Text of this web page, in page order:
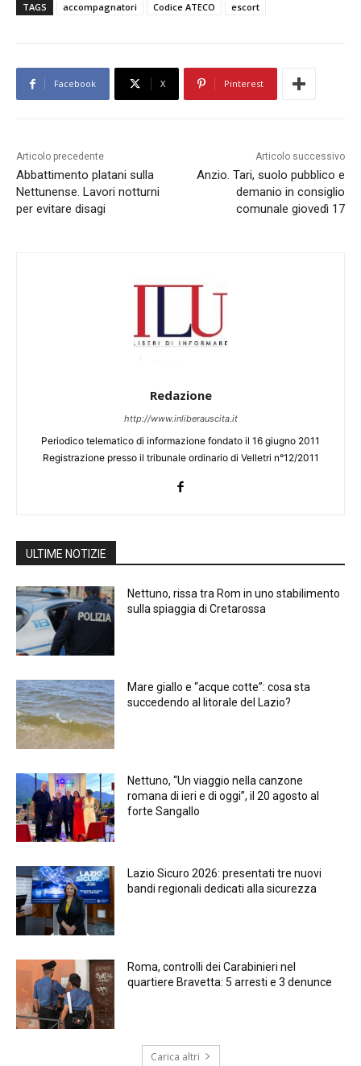
TAGS accompagnatori Codice ATECO escort
Facebook X Pinterest
Articolo precedente
Abbattimento platani sulla
Nettunense. Lavori notturni
per evitare disagi
Articolo successivo
Anzio. Tari, suolo pubblico e
demanio in consiglio
comunale giovedì 17
Redazione
http://www.inliberauscita.it
Periodico telematico di informazione fondato il 16 giugno 2011
Registrazione presso il tribunale ordinario di Velletri n°12/2011
ULTIME NOTIZIE
Nettuno, rissa tra Rom in uno stabilimento
sulla spiaggia di Cretarossa
Mare giallo e “acque cotte”: cosa sta
succedendo al litorale del Lazio?
Nettuno, “Un viaggio nella canzone
romana di ieri e di oggi”, il 20 agosto al
forte Sangallo
Lazio Sicuro 2026: presentati tre nuovi
bandi regionali dedicati alla sicurezza
Roma, controlli dei Carabinieri nel
quartiere Bravetta: 5 arresti e 3 denunce
Carica altri